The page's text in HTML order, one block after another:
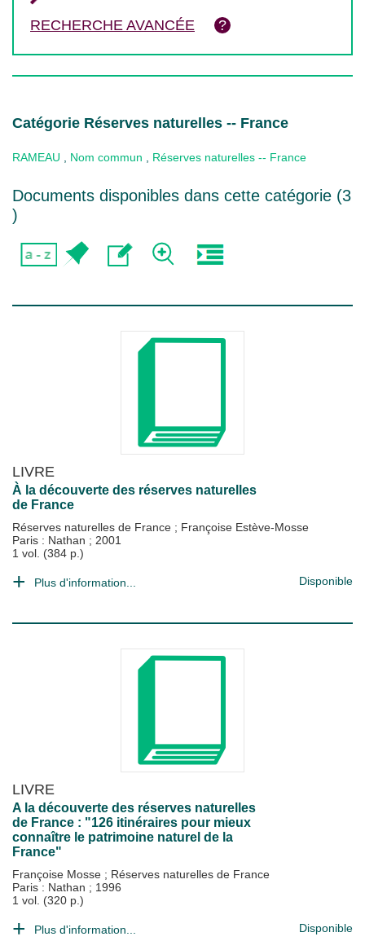
RECHERCHE AVANCÉE
Catégorie Réserves naturelles -- France
RAMEAU Nom commun Réserves naturelles -- France
Documents disponibles dans cette catégorie (3
)
LIVRE
À la découverte des réserves naturelles
de France
Réserves naturelles de France ; Françoise Estève-Mosse
Paris : Nathan ; 2001
1 vol. (384 p.)
Plus d'information... Disponible
LIVRE
A la découverte des réserves naturelles
de France : "126 itinéraires pour mieux
connaître le patrimoine naturel de la
France"
Françoise Mosse ; Réserves naturelles de France
Paris : Nathan ; 1996
1 vol. (320 p.)
Plus d'information... Disponible